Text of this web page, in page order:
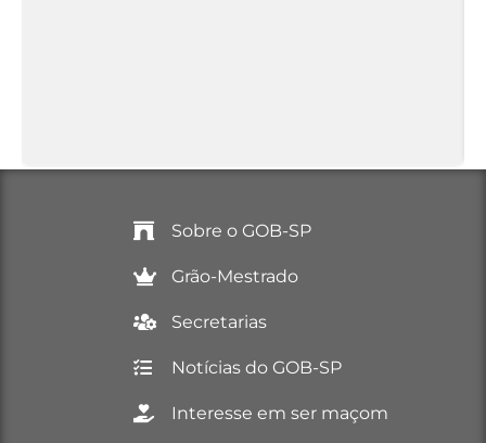
Sobre o GOB-SP
Grão-Mestrado
Secretarias
Notícias do GOB-SP
Interesse em ser maçom